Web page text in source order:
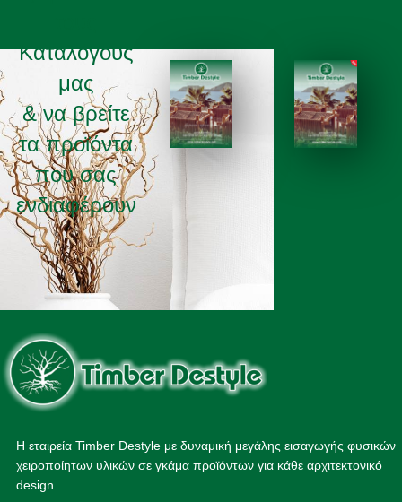
Καταλόγους
μας
& να βρείτε
τα προϊόντα
που σας
ενδιαφέρουν
ΚΑΤΑΛΟΓΟΣ 2025
Η εταιρεία Timber Destyle με δυναμική μεγάλης εισαγωγής φυσικών
χειροποίητων υλικών σε γκάμα προϊόντων για κάθε αρχιτεκτονικό
design.